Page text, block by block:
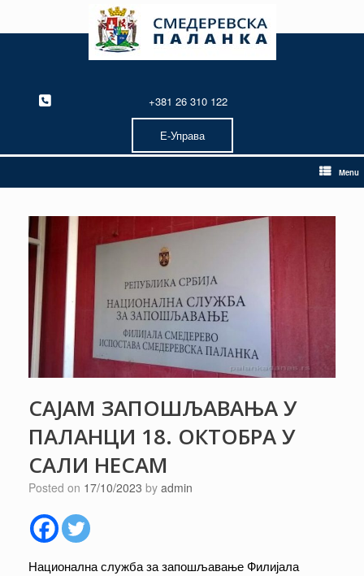
content
+381 26 310 122
Е-Управа
Menu
САЈАМ ЗАПОШЉАВАЊА У
ПАЛАНЦИ 18. ОКТОБРА У
САЛИ НЕСАМ
Posted on 17/10/2023 by admin
Национална служба за запошљавање Филијала